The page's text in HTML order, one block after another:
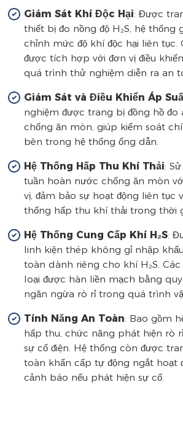
Giám Sát Khí Độc Hại: Được
thiết bị đo nồng độ H₂S, hệ thống
chỉnh mức độ khí độc hại liên tục.
được tích hợp với đơn vị điều
quá trình thử nghiệm diễn ra an
Giám Sát và Điều Khiển Áp
nghiệm được trang bị đồng hồ
chống ăn mòn, giúp kiểm soát
bên trong hệ thống ống dẫn.
Hệ Thống Hấp Thu Khí Thải:
tuần hoàn nước chống ăn mòn
vị, đảm bảo sự hoạt động liên tục
thống hấp thu khí thải trong thời
Hệ Thống Cung Cấp Khí H₂S:
linh kiện thép không gỉ nhập
toàn dành riêng cho khí H₂S.
loại được hàn liền mạch bằng
ngăn ngừa rò rỉ trong quá trình
Tính Năng An Toàn: Bao gồm
hấp thu, chức năng phát hiện rò
sự cố điện. Hệ thống còn được
toàn khẩn cấp tự động ngắt hoạt
cảnh báo nếu phát hiện sự cố.